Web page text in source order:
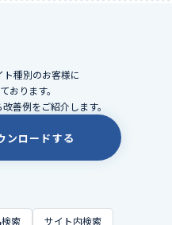
種別のお客様に
おります。
善例をご紹介します。
ンロードする
索 サイト内検索